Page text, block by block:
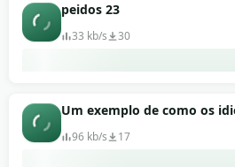
peidos 23
33 kb/s 30
Um exemplo de como os
96 kb/s 17